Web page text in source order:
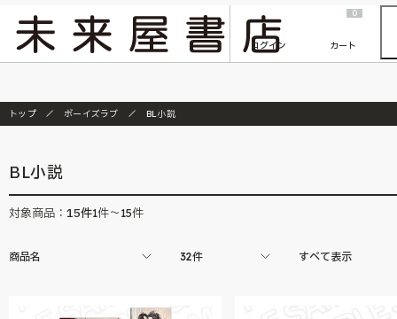
『ONE PIECE magazine 021 ONE PIECEカード付き同梱版』発売延期のご案内
ログイン
0
カート
トップ ボーイズラブ BL小説
BL小説
対象商品： 15件1件～15件
商品名 32件 すべて表示